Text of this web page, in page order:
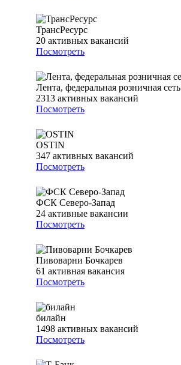
ТрансРесурс
20 активных вакансий
Посмотреть
Лента, федеральная розничная сеть
2313 активных вакансий
Посмотреть
OSTIN
347 активных вакансий
Посмотреть
ФСК Северо-Запад
24 активные вакансии
Посмотреть
Пивоварни Бочкарев
61 активная вакансия
Посмотреть
билайн
1498 активных вакансий
Посмотреть